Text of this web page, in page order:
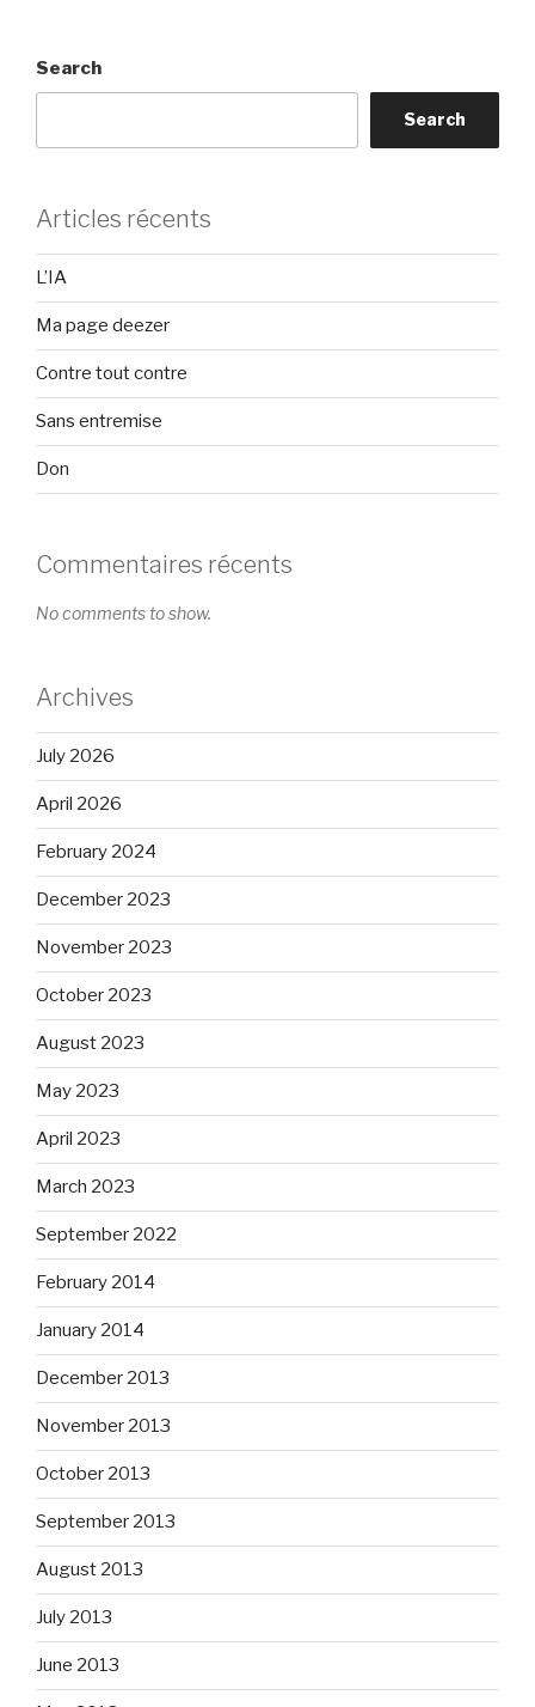
Search
Search
Articles récents
L’IA
Ma page deezer
Contre tout contre
Sans entremise
Don
Commentaires récents
No comments to show.
Archives
July 2026
April 2026
February 2024
December 2023
November 2023
October 2023
August 2023
May 2023
April 2023
March 2023
September 2022
February 2014
January 2014
December 2013
November 2013
October 2013
September 2013
August 2013
July 2013
June 2013